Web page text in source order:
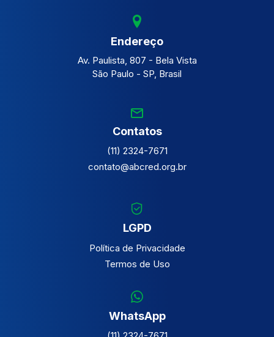
Endereço
Av. Paulista, 807 - Bela Vista
São Paulo - SP, Brasil
Contatos
(11) 2324-7671
contato@abcred.org.br
LGPD
Política de Privacidade
Termos de Uso
WhatsApp